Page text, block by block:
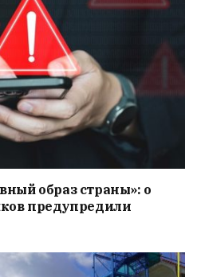
образ страны»: о
предупредили